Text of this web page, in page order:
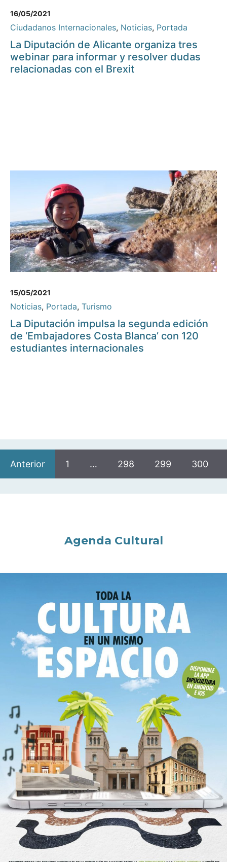
16/05/2021
Ciudadanos Internacionales, Noticias, Portada
La Diputación de Alicante organiza tres
webinar para informar y resolver dudas
relacionadas con el Brexit
15/05/2021
Noticias, Portada, Turismo
La Diputación impulsa la segunda edición
de ‘Embajadores Costa Blanca’ con 120
estudiantes internacionales
Anterior 1 … 298 299 300
Agenda Cultural